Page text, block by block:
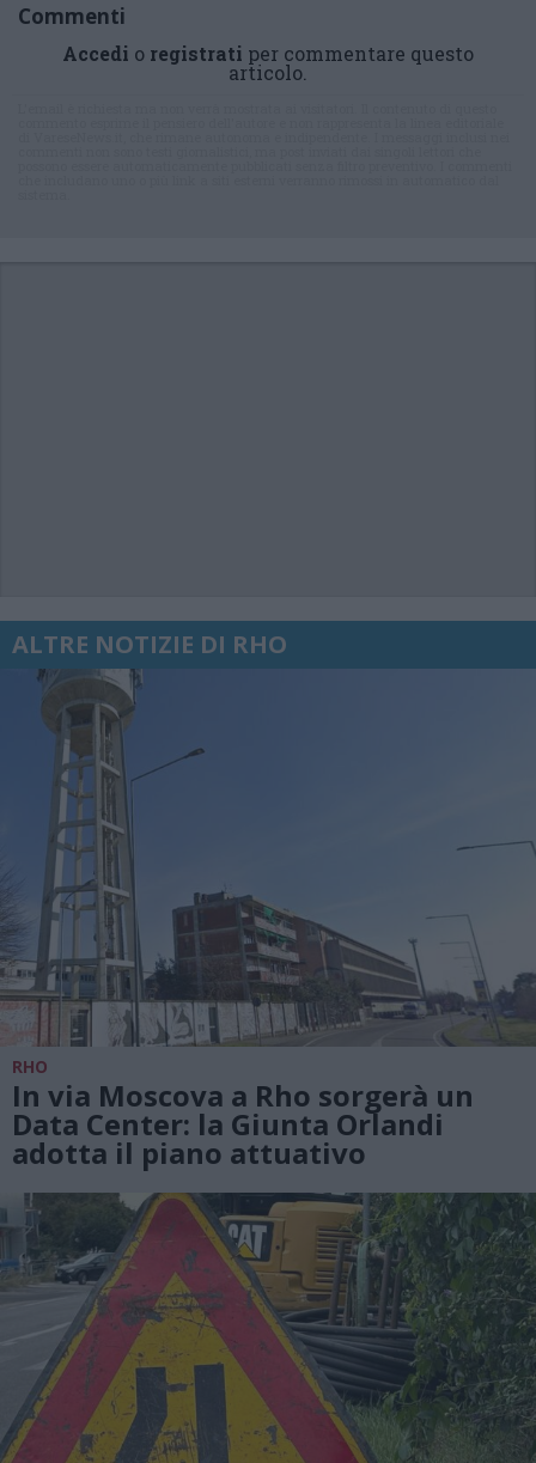
Commenti
Accedi o registrati per commentare questo
articolo.
ALTRE NOTIZIE DI RHO
RHO
In via Moscova a Rho sorgerà un
Data Center: la Giunta Orlandi
adotta il piano attuativo